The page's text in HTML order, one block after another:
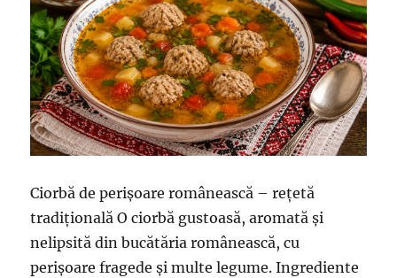
Ciorbă de perișoare românească – rețetă
tradițională O ciorbă gustoasă, aromată și
nelipsită din bucătăria românească, cu
perișoare fragede și multe legume. Ingrediente